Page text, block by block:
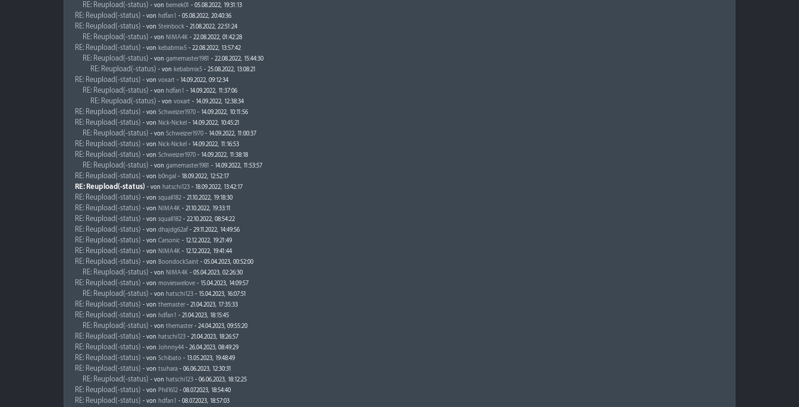
RE: Reupload(-status) - von bemek01 - 05.08.2022, 19:31:13
RE: Reupload(-status) - von hdfan1 - 05.08.2022, 20:40:36
RE: Reupload(-status) - von Steinbock - 21.08.2022, 22:51:24
RE: Reupload(-status) - von NIMA4K - 22.08.2022, 01:42:28
RE: Reupload(-status) - von kebabmix5 - 22.08.2022, 13:57:42
RE: Reupload(-status) - von gamemaster1981 - 22.08.2022, 15:44:30
RE: Reupload(-status) - von kebabmix5 - 25.08.2022, 13:08:21
RE: Reupload(-status) - von voxart - 14.09.2022, 09:12:34
RE: Reupload(-status) - von hdfan1 - 14.09.2022, 11:37:06
RE: Reupload(-status) - von voxart - 14.09.2022, 12:38:34
RE: Reupload(-status) - von Schweizer1970 - 14.09.2022, 10:11:56
RE: Reupload(-status) - von Nick-Nickel - 14.09.2022, 10:45:21
RE: Reupload(-status) - von Schweizer1970 - 14.09.2022, 11:00:37
RE: Reupload(-status) - von Nick-Nickel - 14.09.2022, 11:16:53
RE: Reupload(-status) - von Schweizer1970 - 14.09.2022, 11:38:18
RE: Reupload(-status) - von gamemaster1981 - 14.09.2022, 11:53:57
RE: Reupload(-status) - von b0ngal - 18.09.2022, 12:52:17
RE: Reupload(-status) - von hatschi123 - 18.09.2022, 13:42:17
RE: Reupload(-status) - von squall182 - 21.10.2022, 19:18:30
RE: Reupload(-status) - von NIMA4K - 21.10.2022, 19:33:11
RE: Reupload(-status) - von squall182 - 22.10.2022, 08:54:22
RE: Reupload(-status) - von dhajdg62af - 29.11.2022, 14:49:56
RE: Reupload(-status) - von Carsonic - 12.12.2022, 19:21:49
RE: Reupload(-status) - von NIMA4K - 12.12.2022, 19:41:44
RE: Reupload(-status) - von BoondockSaint - 05.04.2023, 00:52:00
RE: Reupload(-status) - von NIMA4K - 05.04.2023, 02:26:30
RE: Reupload(-status) - von movieswelove - 15.04.2023, 14:09:57
RE: Reupload(-status) - von hatschi123 - 15.04.2023, 16:07:51
RE: Reupload(-status) - von themaster- 21.04.2023, 17:35:33
RE: Reupload(-status) - von hdfan1 - 21.04.2023, 18:15:45
RE: Reupload(-status) - von themaster- 24.04.2023, 09:55:20
RE: Reupload(-status) - von hatschi123 - 21.04.2023, 18:26:57
RE: Reupload(-status) - von Johnny44 - 26.04.2023, 08:49:29
RE: Reupload(-status) - von Schibato - 13.05.2023, 19:48:49
RE: Reupload(-status) - von tsuhara - 06.06.2023, 12:30:31
RE: Reupload(-status) - von hatschi123 - 06.06.2023, 18:12:25
RE: Reupload(-status) - von Phil1612 - 08.07.2023, 18:54:40
RE: Reupload(-status) - von hdfan1 - 08.07.2023, 18:57:03